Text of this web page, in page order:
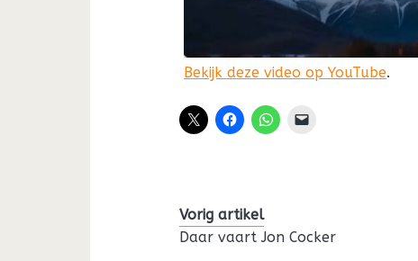
Bekijk deze video op YouTube.
Vorig artikel
Daar vaart Jon Cocker